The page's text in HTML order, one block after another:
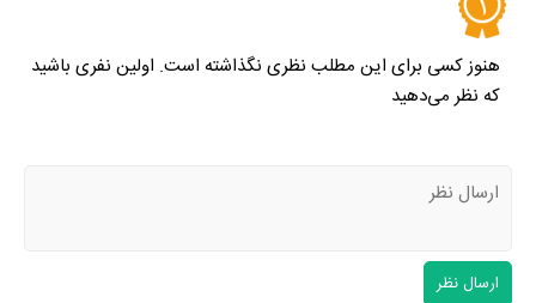
هنوز کسی برای این مطلب نظری نگذاشته است. اولین نفری باشید
که نظر می‌دهید
ارسال نظر